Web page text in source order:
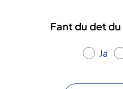
Fant du det
Ja